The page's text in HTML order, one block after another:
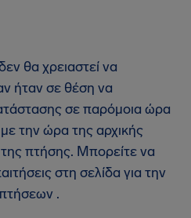
θα χρειαστεί να
ήταν σε θέση να
σε παρόμοια ώρα
την ώρα της αρχικής
πτήσης. Μπορείτε να
στη σελίδα για την
.